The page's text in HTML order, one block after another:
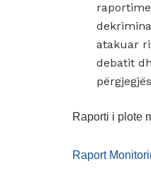
atakuar
debatit
Raporti i plote
Raport